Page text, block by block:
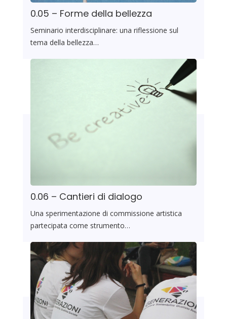
0.05 – Forme della bellezza
Seminario interdisciplinare: una riflessione sul
tema della bellezza…
0.06 – Cantieri di dialogo
Una sperimentazione di commissione artistica
partecipata come strumento…